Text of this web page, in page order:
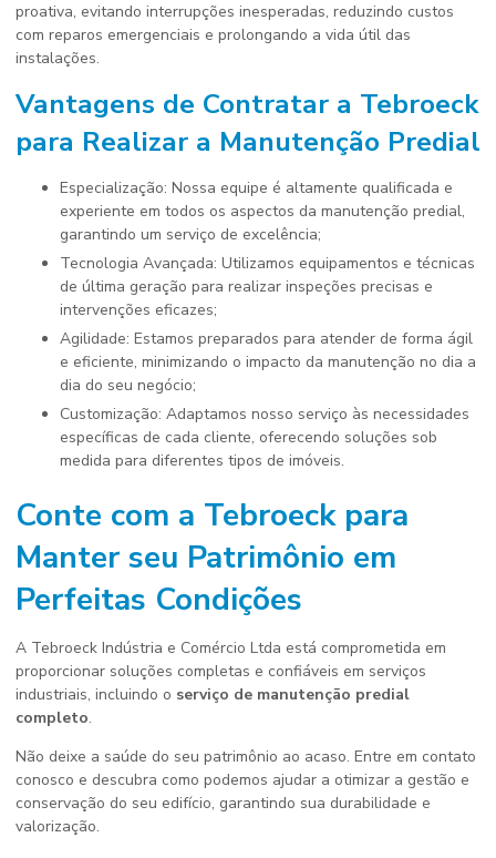
proativa, evitando interrupções inesperadas, reduzindo custos
com reparos emergenciais e prolongando a vida útil das
instalações.
Vantagens de Contratar a Tebroeck
para Realizar a Manutenção Predial
Especialização: Nossa equipe é altamente qualificada e
experiente em todos os aspectos da manutenção predial,
garantindo um serviço de excelência;
Tecnologia Avançada: Utilizamos equipamentos e técnicas
de última geração para realizar inspeções precisas e
intervenções eficazes;
Agilidade: Estamos preparados para atender de forma ágil
e eficiente, minimizando o impacto da manutenção no dia a
dia do seu negócio;
Customização: Adaptamos nosso serviço às necessidades
específicas de cada cliente, oferecendo soluções sob
medida para diferentes tipos de imóveis.
Conte com a Tebroeck para
Manter seu Patrimônio em
Perfeitas Condições
A Tebroeck Indústria e Comércio Ltda está comprometida em
proporcionar soluções completas e confiáveis em serviços
industriais, incluindo o serviço de manutenção predial
completo.
Não deixe a saúde do seu patrimônio ao acaso. Entre em contato
conosco e descubra como podemos ajudar a otimizar a gestão e
conservação do seu edifício, garantindo sua durabilidade e
valorização.